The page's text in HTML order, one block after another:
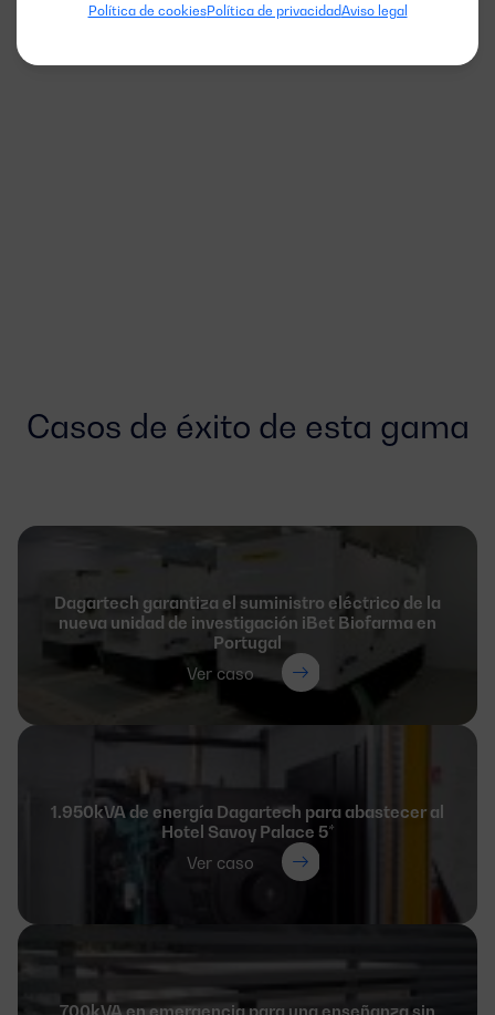
Política de cookiesPolítica de privacidadAviso legal
Casos de éxito de esta gama
Dagartech garantiza el suministro eléctrico de la
nueva unidad de investigación iBet Biofarma en
Portugal
Ver caso
1.950kVA de energía Dagartech para abastecer al
Hotel Savoy Palace 5*
Ver caso
700kVA en emergencia para una enseñanza sin